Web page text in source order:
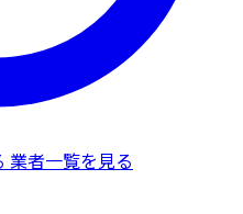
業者一覧を見る